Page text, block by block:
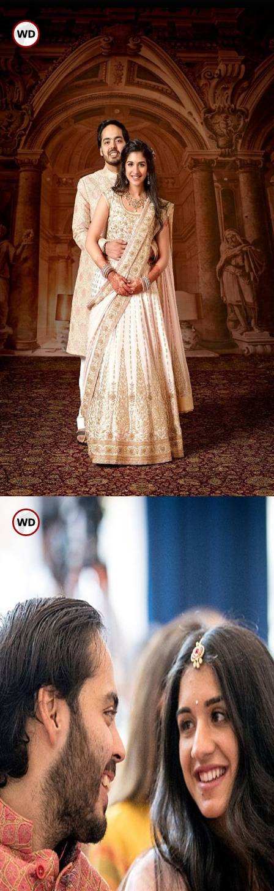
ಅನಂತ್ ಜೊತೆ ರಾಧಿಕಾ ಫೋಟೋ
ಶೂಟ್
ರಾಜಸ್ಥಾನದಲ್ಲಿ ಸಾಂಪ್ರದಾಯಿಕವಾಗಿ ಇಬ್ಬರ
ವಿವಾಹ ನಿಶ್ಚಿತಾರ್ಥ ಕಾರ್ಯಕ್ರಮ ಇತ್ತೀಚೆಗೆ
ನೆರವೇರಿದೆ. ಈ ಕಾರ್ಯಕ್ರಮದಲ್ಲಿ ಇಡೀ
ಅಂಬಾನಿ ಕುಟುಂಬ ಭಾಗಿಯಾಗಿತ್ತು.
ಪ್ರೀತಿಸಿ